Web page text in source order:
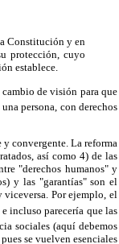
Constitución y en
protección, cuyo
establece.
de visión para que
persona, con derechos
convergente. La reforma
así como 4) de las
"derechos humanos" y
y las "garantías" son el
viceversa. Por ejemplo, el
incluso parecería que las
sociales (aquí debemos
se vuelven esenciales